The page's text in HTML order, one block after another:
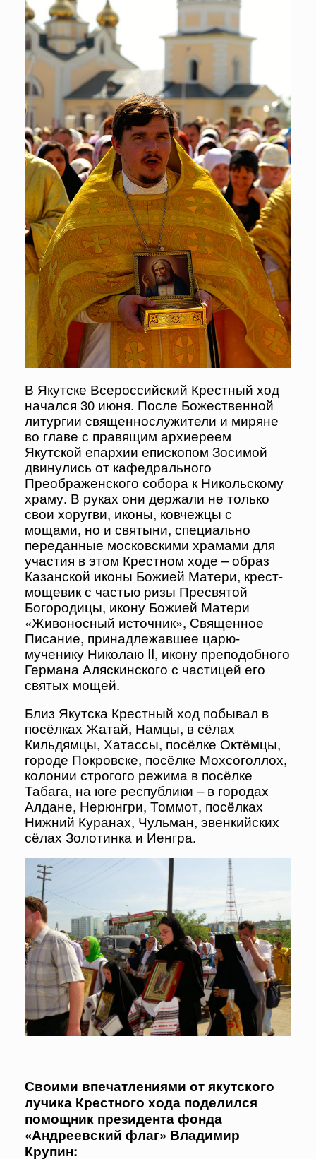
В Якутске Всероссийский Крестный ход
начался 30 июня. После Божественной
литургии священнослужители и миряне
во главе с правящим архиереем
Якутской епархии епископом Зосимой
двинулись от кафедрального
Преображенского собора к Никольскому
храму. В руках они держали не только
свои хоругви, иконы, ковчежцы с
мощами, но и святыни, специально
переданные московскими храмами для
участия в этом Крестном ходе – образ
Казанской иконы Божией Матери, крест-
мощевик с частью ризы Пресвятой
Богородицы, икону Божией Матери
«Живоносный источник», Священное
Писание, принадлежавшее царю-
мученику Николаю II, икону преподобного
Германа Аляскинского с частицей его
святых мощей.
Близ Якутска Крестный ход побывал в
посёлках Жатай, Намцы, в сёлах
Кильдямцы, Хатассы, посёлке Октёмцы,
городе Покровске, посёлке Мохсоголлох,
колонии строгого режима в посёлке
Табага, на юге республики – в городах
Алдане, Нерюнгри, Томмот, посёлках
Нижний Куранах, Чульман, эвенкийских
сёлах Золотинка и Иенгра.
Своими впечатлениями от якутского
лучика Крестного хода поделился
помощник президента фонда
«Андреевский флаг» Владимир
Крупин: